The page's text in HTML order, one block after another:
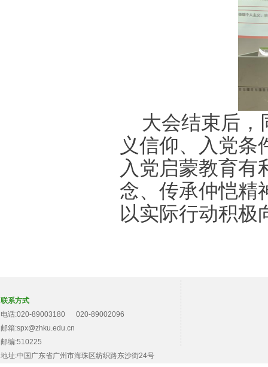
大会结束后，
义信仰、入党条
入党启蒙教育有
念、传承仲恺精
以实际行动积极
联系方式
电话:020-89003180 020-89002096
邮箱:spx@zhku.edu.cn
邮编:510225
地址:中国广东省广州市海珠区纺织路东沙街24号